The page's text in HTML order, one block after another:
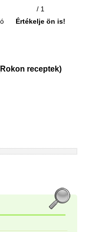
/ 1
Értékelje ön is!
receptek)